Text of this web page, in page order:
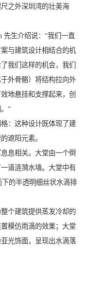
之外深圳湾的壮美海
先生介绍说：“我们一直
与建筑设计相结合的机
我们这样的机会，我们
外骨骼）将结构拉向外
地悬挂和支撑起来，创
”
：这种设计既体现了建
遮阳元素。
息相关。大堂由一个倒
道涟漪水墙。大堂中有
下的半透明细丝状水滴排
个建筑提供蒸发冷却的
模仿雨滴的效果；大堂
光饰面，呈现出水滴落